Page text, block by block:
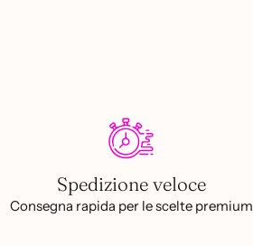
Spedizione veloce
Consegna rapida per le scelte premium